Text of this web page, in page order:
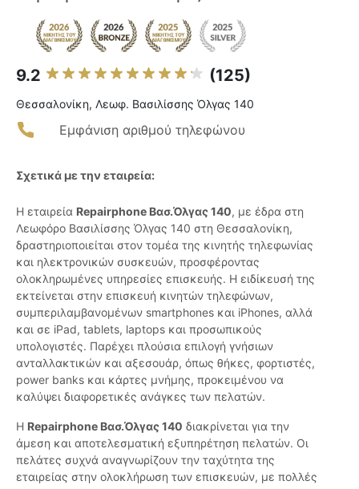
9.2 (125)
Θεσσαλονίκη, Λεωφ. Βασιλίσσης Όλγας 140
Εμφάνιση αριθμού τηλεφώνου
Σχετικά με την εταιρεία:
Η εταιρεία Repairphone Βασ.Όλγας 140, με έδρα στη
Λεωφόρο Βασιλίσσης Όλγας 140 στη Θεσσαλονίκη,
δραστηριοποιείται στον τομέα της κινητής τηλεφωνίας
και ηλεκτρονικών συσκευών, προσφέροντας
ολοκληρωμένες υπηρεσίες επισκευής. Η ειδίκευσή της
εκτείνεται στην επισκευή κινητών τηλεφώνων,
συμπεριλαμβανομένων smartphones και iPhones, αλλά
και σε iPad, tablets, laptops και προσωπικούς
υπολογιστές. Παρέχει πλούσια επιλογή γνήσιων
ανταλλακτικών και αξεσουάρ, όπως θήκες, φορτιστές,
power banks και κάρτες μνήμης, προκειμένου να
καλύψει διαφορετικές ανάγκες των πελατών.
Η Repairphone Βασ.Όλγας 140 διακρίνεται για την
άμεση και αποτελεσματική εξυπηρέτηση πελατών. Οι
πελάτες συχνά αναγνωρίζουν την ταχύτητα της
εταιρείας στην ολοκλήρωση των επισκευών, με πολλές